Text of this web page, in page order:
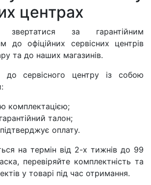
центрах
за гарантійним
до офіційних сервісних центрів
та до наших магазинів.
до сервісного центру із собою
комплектацією;
талон;
оплату.
на термін від 2-х тижнів до 99
перевіряйте комплектність та
у товарі під час отримання.